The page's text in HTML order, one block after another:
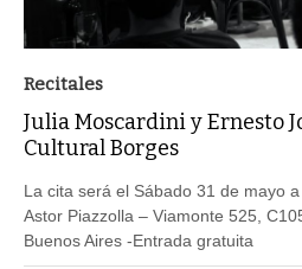
Recitales
Julia Moscardini y Ernesto
Cultural Borges
La cita será el Sábado 31 de mayo
Astor Piazzolla – Viamonte 525,
Buenos Aires -Entrada gratuita